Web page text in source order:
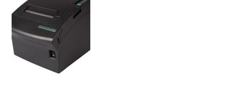
Kontakt
Mein Konto